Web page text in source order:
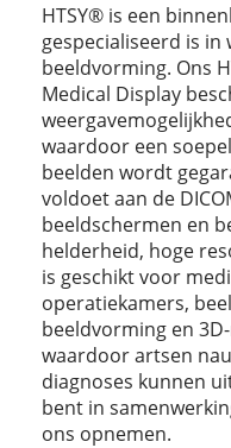
HTSY® is een
gespecialiseerd is in
beeldvorming. Ons
Medical Display
waardoor een
beelden wordt
voldoet aan de
beeldschermen en
helderheid, hoge
is geschikt voor
operatiekamers,
beeldvorming en
waardoor artsen
diagnoses kunnen
bent in
ons opnemen.